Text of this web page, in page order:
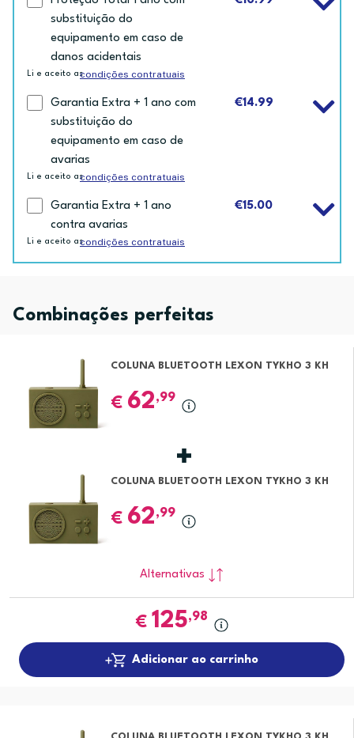
substituição do
equipamento em caso de
danos acidentais
Li e aceito ascondições contratuais
Garantia Extra + 1 ano com
substituição do
equipamento em caso de
avarias
€14.99
Li e aceito ascondições contratuais
Garantia Extra + 1 ano
contra avarias
€15.00
Li e aceito ascondições contratuais
Combinações perfeitas
COLUNA BLUETOOTH LEXON TYKHO 3 KH
€ 62,99
COLUNA BLUETOOTH LEXON TYKHO 3 KH
€ 62,99
Alternativas
€ 125,98
Adicionar ao carrinho